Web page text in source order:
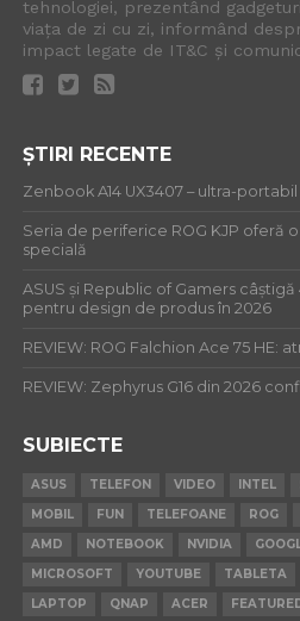
tehnologiei, prezentând
viața de zi cu zi, informând
impact legate de IT&C și
ȘTIRI RECENTE
Zenbook A14 UX3407 – ultra-
Seria de periferice ROG KJP oferă
specială
ASUS și Republic of Gamers
pentru design de produs în 2026
REVIEW: ROG Falchion Ace 75 HE:
REVIEW: Zephyrus G16 din 2026
SUBIECTE
ASUS TELEFON VIDEO INTEL
MOBIL
FUN TELEFOANE ROG
AMD
NOTEBOOK NVIDIA
MICROSOFT
YOUTUBE TABLETA
LAPTOP
QNAP ACER